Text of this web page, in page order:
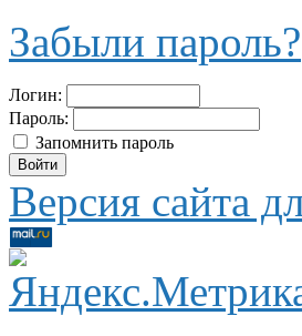
Забыли пароль?
Логин:
Пароль:
Запомнить пароль
Версия сайта